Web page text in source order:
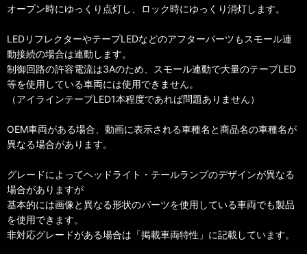
オープン時にゆっくり点灯し、ロック時にゆっくり消灯します。
LEDリフレクターやテープLEDなどのアフターパーツもスモール連
動接続の場合は連動します。
制御回路の許容電流は3Aのため、スモール連動で大量のテープLED
等を使用している車両には使用できません。
（アイラインテープLED1本程度であれば問題ありません）
OEM車両がある場合、動画に表示される車種名と商品名の車種名が
異なる場合があります。
グレードによってヘッドライト・テールランプのデザインが異なる
場合がありますが
基本的には画像と異なる形状のパーツを使用している車両でも製品
を使用できます。
非対応グレードがある場合は「掲載車両特性」に記載しています。